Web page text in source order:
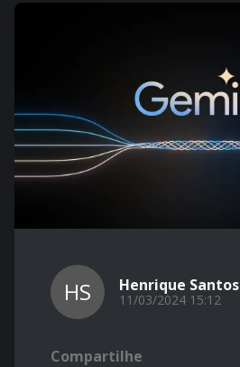
HS Henrique Santos
11/03/2024 15:12
Compartilhe